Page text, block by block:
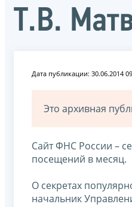
Т.В.
Дата публикации: 30.06.2014
Это архивная
Сайт ФНС России –
посещений в месяц.
О секретах
начальник